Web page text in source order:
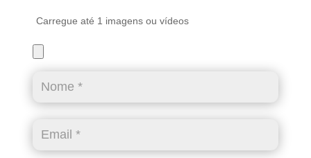
Carregue até 1 imagens ou vídeos